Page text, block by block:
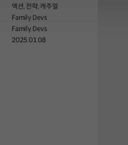
액션,전략,캐주얼
Family Devs
Family Devs
2025.01.08